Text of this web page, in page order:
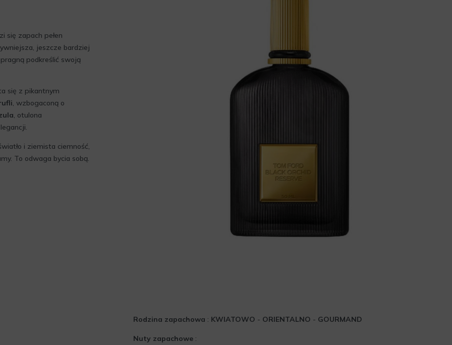
się zapach pełen
jeszcze bardziej
podkreślić swoją
się z pikantnym
, wzbogaconą o
, otulona
i ziemista ciemność,
To odwaga bycia sobą.
Rodzina zapachowa : KWIATOWO - ORIENTALNO - GOURMAND
Nuty zapachowe: